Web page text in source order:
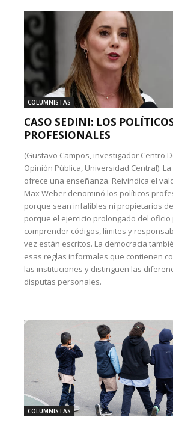
COLUMNISTAS
CASO SEDINI: LOS
PROFESIONALES
(Gustavo Campos, investigador Centro
Opinión Pública, Universidad Central):
ofrece una enseñanza. Reivindica el
Max Weber denominó los políticos
porque sean infalibles ni propietarios
porque el ejercicio prolongado del oficio
comprender códigos, límites y
vez están escritos. La democracia
esas reglas informales que contienen
las instituciones y distinguen las
disputas personales.
COLUMNISTAS